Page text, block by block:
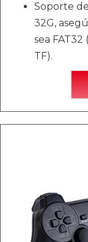
Soporte
32G,
sea
TF).